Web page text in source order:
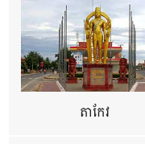
តាកែវ